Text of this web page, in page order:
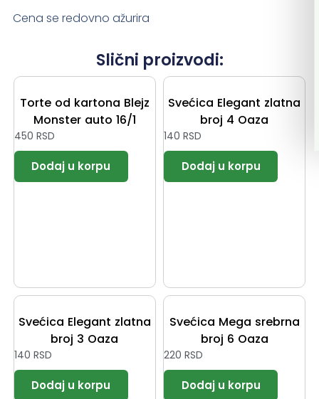
Cena se redovno ažurira
Slični proizvodi:
Torte od kartona Blejz
Monster auto 16/1
450 RSD
Svećica Elegant zlatna
broj 4 Oaza
140 RSD
Svećica Elegant zlatna
broj 3 Oaza
140 RSD
Svećica Mega srebrna
broj 6 Oaza
220 RSD